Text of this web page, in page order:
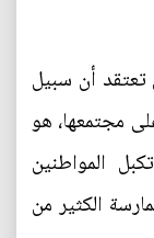
تعتقد أن سبيل
مجتمعها، هو
المواطنين
الكثير من